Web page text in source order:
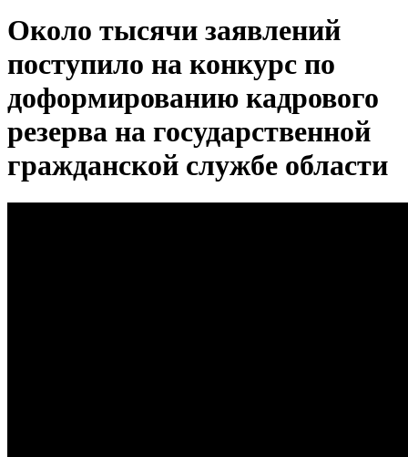
Около тысячи заявлений
поступило на конкурс по
доформированию кадрового
резерва на государственной
гражданской службе области